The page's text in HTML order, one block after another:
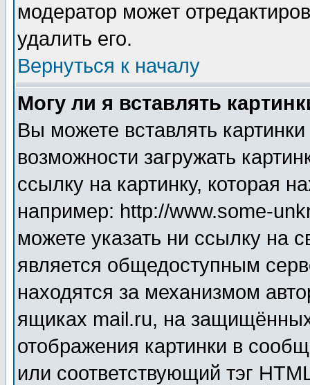
модератор может
удалить его.
Вернуться к началу
Могу ли я вставлять
Вы можете вставлять
возможности загружать
ссылку на картинку, которая
например: http://www.some-
можете указать ни ссылку на
является общедоступным
находятся за механизмом
ящиках mail.ru, на
отображения картинки в
или соответствующий тэг